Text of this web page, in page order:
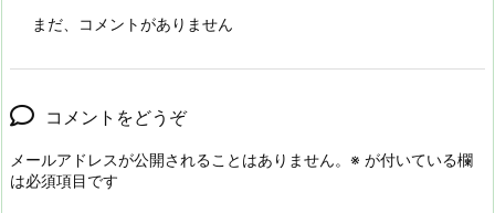
まだ、コメントがありません
コメントをどうぞ
メールアドレスが公開されることはありません。 ※ が付いている欄
は必須項目です